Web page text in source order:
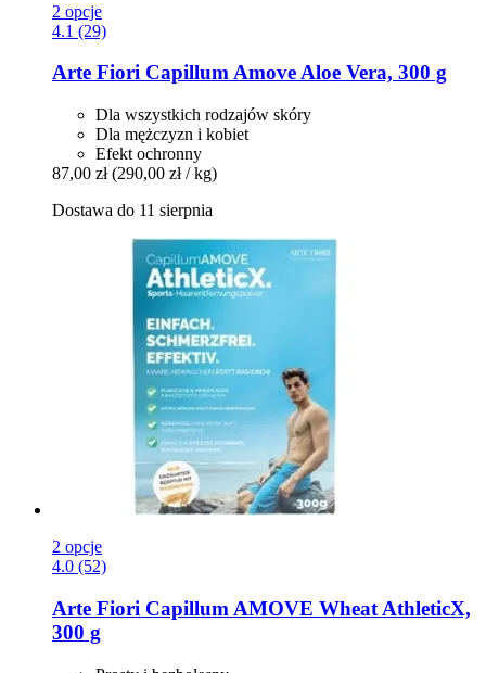
2 opcje
4.1 (29)
Arte Fiori Capillum Amove Aloe Vera, 300 g
Dla wszystkich rodzajów skóry
Dla mężczyzn i kobiet
Efekt ochronny
87,00 zł (290,00 zł / kg)
Dostawa do 11 sierpnia
2 opcje
4.0 (52)
Arte Fiori Capillum AMOVE Wheat AthleticX,
300 g